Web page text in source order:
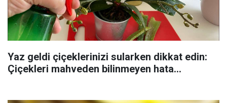
Yaz geldi çiçeklerinizi sularken dikkat edin:
Çiçekleri mahveden bilinmeyen hata...